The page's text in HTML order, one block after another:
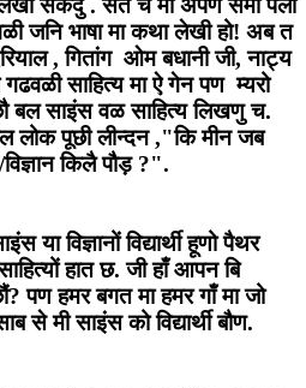
लेखी सकदु . सैत च मी अपण समौ पैलो
जनि भाषा मा कथा लेखी हो! अब त
, गितांग ओम बधानी जी, नाट्य
गढवळी साहित्य मा ऐ गेन पण म्यरो
बल साइंस वळ साहित्य लिखणु च.
लोक पूछी लीन्दन ,"कि मीन जब
किलै पौड़ ?".
विद्यार्थी हूणो पैथर
हात छ. जी हाँ आपन बि
पण हमर बगत मा हमर गाँ मा जो
से मी साइंस को विद्यार्थी बौण.